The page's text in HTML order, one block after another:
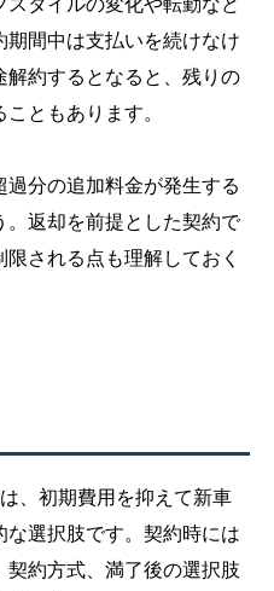
スタイルの変化や転勤など
間中は支払いを続けなけ
約するとなると、残りの
ともあります。
分の追加料金が発生する
。返却を前提とした契約で
される点も理解しておく
、初期費用を抑えて新車
選択肢です。契約時には
契約方式、満了後の選択肢